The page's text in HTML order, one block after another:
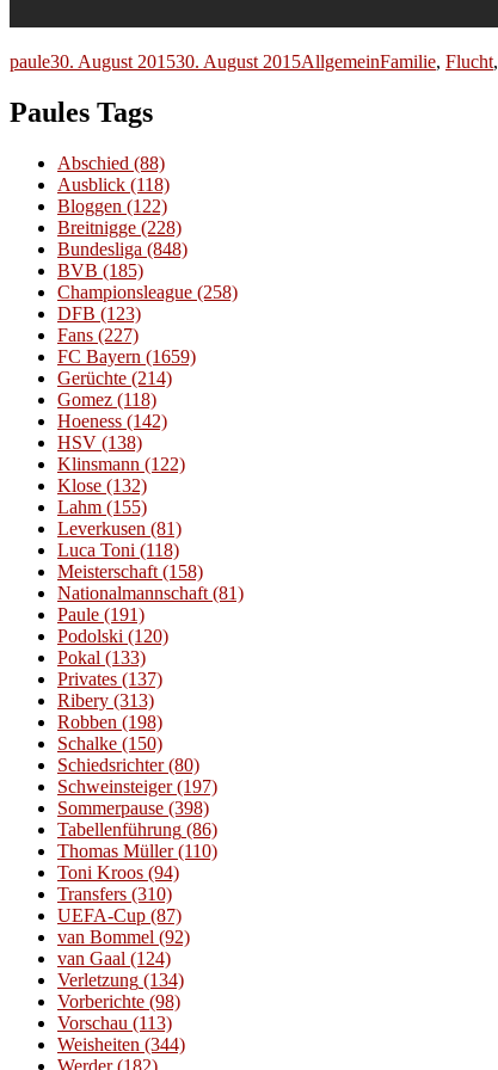
Autor
pauleVeröffentlicht
30. August 201530. August 2015Kategorien
AllgemeinSchlagwörter
Familie, Flucht,
Paules Tags
Abschied (88)
Ausblick (118)
Bloggen (122)
Breitnigge (228)
Bundesliga (848)
BVB (185)
Championsleague (258)
DFB (123)
Fans (227)
FC Bayern (1659)
Gerüchte (214)
Gomez (118)
Hoeness (142)
HSV (138)
Klinsmann (122)
Klose (132)
Lahm (155)
Leverkusen (81)
Luca Toni (118)
Meisterschaft (158)
Nationalmannschaft (81)
Paule (191)
Podolski (120)
Pokal (133)
Privates (137)
Ribery (313)
Robben (198)
Schalke (150)
Schiedsrichter(80)
Schweinsteiger(197)
Sommerpause (398)
Tabellenführung (86)
Thomas Müller(110)
Toni Kroos (94)
Transfers (310)
UEFA-Cup (87)
van Bommel (92)
van Gaal (124)
Verletzung (134)
Vorberichte (98)
Vorschau (113)
Weisheiten (344)
Werder(182)